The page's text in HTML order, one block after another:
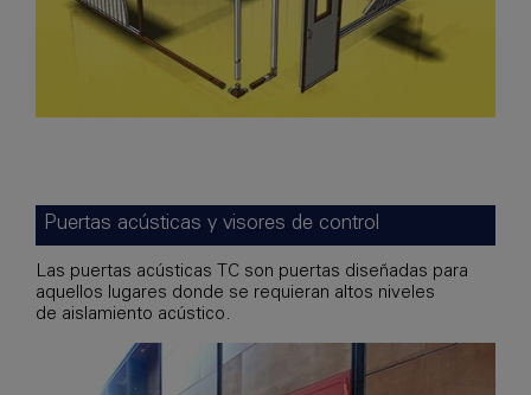
Puertas acústicas y visores de control
Las puertas acústicas TC son puertas diseñadas para
aquellos lugares donde se requieran altos niveles
de aislamiento acústico.